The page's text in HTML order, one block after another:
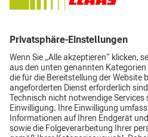
Piaggio der kleine leichte
Sitzplätzen und einer Nutzlast bis
können mit Heck- oder Drei-
Kofferaufbauten oder vielen
angeboten werden.